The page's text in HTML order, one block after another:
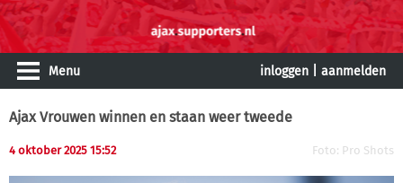
Menu inloggen aanmelden
Ajax Vrouwen winnen en staan weer tweede
4 oktober 2025 15:52 Foto: Pro Shots